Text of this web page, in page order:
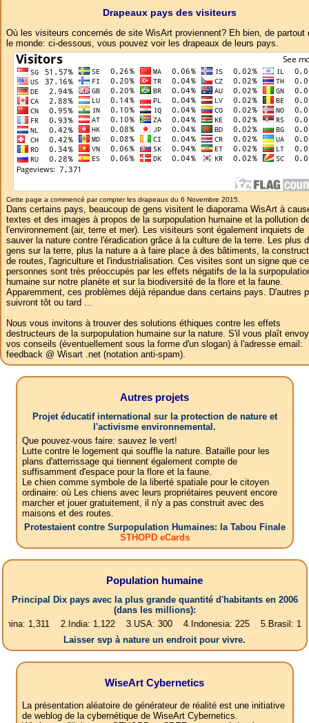
Drapeaux pays des visiteurs
Où les visiteurs concernés de site WisArt proviennent? Eh bien, de partout
le monde: ci-dessous, vous pouvez voir les drapeaux de leurs pays.
Cette page a commencé par compter les drapeaux du 6 Novembre 2015.
Dans certains pays, beaucoup de gens visitent le diaporama WisArt à
textes et des images à propos de la surpopulation humaine et la pollution
l'environnement (air, terre et mer). Les visiteurs sont également inquiets de
sauver la nature contre l'éradication grâce à la culture de la terre. Les plus
gens sur la terre, plus la nature a à faire place à des bâtiments, la
de routes, l'agriculture et l'industrialisation. Ces visites sont un signe que
personnes sont très préoccupés par les effets négatifs de la la
humaine sur notre planète et sur la biodiversité de la flore et la faune.
Apparemment, ces problèmes déjà répandue dans certains pays. D'autres
suivront tôt ou tard ...
Nous vous invitons à trouver des solutions éthiques contre les effets
destructeurs de la surpopulation humaine sur la nature. S'il vous plaît
vos conseils (éventuellement sous la forme d'un slogan) à l'adresse email:
feedback @ Wisart .net (notation anti-spam).
Autres projets
Projet éducatif international sur la protection de nature et
l'activisme environnemental.
Que pouvez-vous faire: sauvez le vert!
Lutte contre le logement qui souffle la nature. Bataille pour les
plans d'atterrissage qui tiennent également compte de
suffisamment d'espace pour la flore et la faune.
Le chien comme symbole de la liberté spatiale pour le citoyen
ordinaire: où Les chiens avec leurs propriétaires peuvent encore
marcher et jouer gratuitement, il n'y a pas construit avec des
maisons et des routes.
Protestaient contre Surpopulation Humaines: la Tabou Finale
STHOPD eCards
Population humaine
Principal Dix pays avec la plus grande quantité d'habitants en 2006
(dans les millions):
2.India: 1,122 3.USA: 300 4.Indonesia: 225 5.Brasil: 187
Laisser svp à nature un endroit pour vivre.
WiseArt Cybernetics
La présentation aléatoire de générateur de réalité est une initiative
de weblog de la cybernétique de WiseArt Cybernetics.